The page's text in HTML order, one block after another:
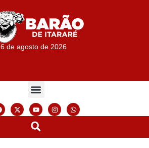
6 de agosto de 2026